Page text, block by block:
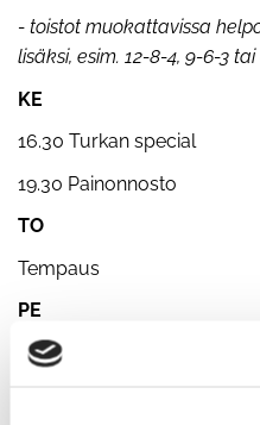
- toistot muokattavissa
lisäksi, esim. 12-8-4, 9-6-3 tai
KE
16.30 Turkan special
19.30 Painonnosto
TO
Tempaus
PE
10-9-8-7-6-5-4-3-2-1